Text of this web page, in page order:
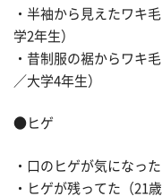
・半袖から見えたワキ
学2年生）
・昔制服の裾からワキ
／大学4年生）
●ヒゲ
・口のヒゲが気になっ
・ヒゲが残ってた（21